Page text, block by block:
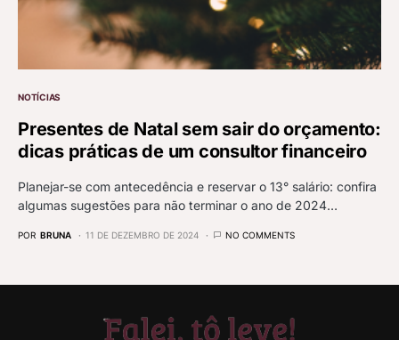
NOTÍCIAS
Presentes de Natal sem sair do orçamento:
dicas práticas de um consultor financeiro
Planejar-se com antecedência e reservar o 13° salário: confira
algumas sugestões para não terminar o ano de 2024…
POR BRUNA 11 DE DEZEMBRO DE 2024 NO COMMENTS